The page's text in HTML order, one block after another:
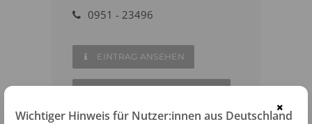
0951 - 23496
EINTRAG ANSEHEN
×
Wichtiger Hinweis für Nutzer:innen aus Deutschland